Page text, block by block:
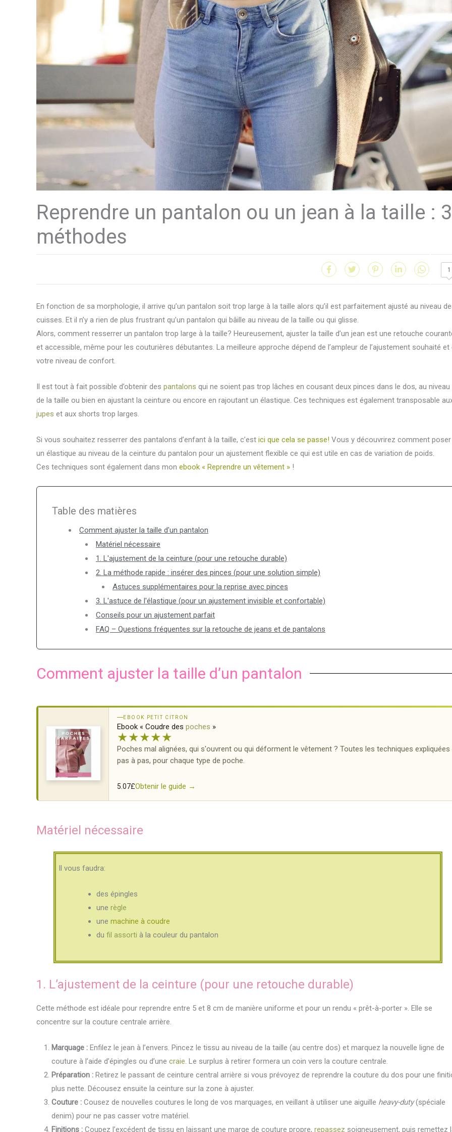
Reprendre un pantalon ou un jean à la taille : 3
méthodes
1
En fonction de sa morphologie, il arrive qu’un pantalon soit trop large à la taille alors qu’il est parfaitement ajusté au niveau
cuisses. Et il n’y a rien de plus frustrant qu’un pantalon qui bâille au niveau de la taille ou qui glisse.
Alors, comment resserrer un pantalon trop large à la taille? Heureusement, ajuster la taille d’un jean est une retouche
et accessible, même pour les couturières débutantes. La meilleure approche dépend de l’ampleur de l’ajustement souhaité et
votre niveau de confort.
Il est tout à fait possible d’obtenir des pantalons qui ne soient pas trop lâches en cousant deux pinces dans le dos, au niveau
de la taille ou bien en ajustant la ceinture ou encore en rajoutant un élastique. Ces techniques est également transposable
jupes et aux shorts trop larges.
Si vous souhaitez resserrer des pantalons d’enfant à la taille, c’est ici que cela se passe! Vous y découvrirez comment poser
un élastique au niveau de la ceinture du pantalon pour un ajustement flexible ce qui est utile en cas de variation de poids.
Ces techniques sont également dans mon ebook « Reprendre un vêtement » !
Table des matières
Comment ajuster la taille d'un pantalon
Matériel nécessaire
1. L'ajustement de la ceinture (pour une retouche durable)
2. La méthode rapide : insérer des pinces (pour une solution simple)
Astuces supplémentaires pour la reprise avec pinces
3. L'astuce de l'élastique (pour un ajustement invisible et confortable)
Conseils pour un ajustement parfait
FAQ – Questions fréquentes sur la retouche de jeans et de pantalons
Comment ajuster la taille d’un pantalon
EBOOK PETIT CITRON
Ebook « Coudre des poches »
★★★★★
Poches mal alignées, qui s'ouvrent ou qui déforment le vêtement ? Toutes les techniques expliquées
pas à pas, pour chaque type de poche.
5.07£Obtenir le guide →
Matériel nécessaire
Il vous faudra:
des épingles
une règle
une machine à coudre
du fil assorti à la couleur du pantalon
1. L’ajustement de la ceinture (pour une retouche durable)
Cette méthode est idéale pour reprendre entre 5 et 8 cm de manière uniforme et pour un rendu « prêt-à-porter ». Elle se
concentre sur la couture centrale arrière.
Marquage : Enfilez le jean à l’envers. Pincez le tissu au niveau de la taille (au centre dos) et marquez la nouvelle ligne de
couture à l’aide d’épingles ou d’une craie. Le surplus à retirer formera un coin vers la couture centrale.
Préparation : Retirez le passant de ceinture central arrière si vous prévoyez de reprendre la couture du dos pour une
plus nette. Décousez ensuite la ceinture sur la zone à ajuster.
Couture : Cousez de nouvelles coutures le long de vos marquages, en veillant à utiliser une aiguille heavy-duty(spéciale
denim) pour ne pas casser votre matériel.
Finitions : Coupez l’excédent de tissu en laissant une marge de couture propre, repassez soigneusement, puis remettez